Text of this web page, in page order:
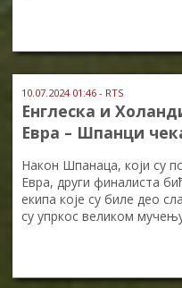
10.07.2024 01:46 - RTS
Енглеска и
Евра – Шпанци
Након Шпанаца, који су
Евра, други финалиста
екипа које су биле део
су упркос великом